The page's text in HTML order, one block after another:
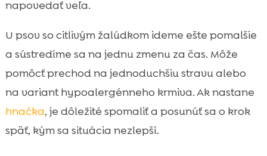
napovedať veľa.
U psov so citlivým žalúdkom ideme ešte pomalšie
a sústredíme sa na jednu zmenu za čas. Môže
pomôcť prechod na jednoduchšiu stravu alebo
na variant hypoalergénneho krmiva. Ak nastane
hnačka, je dôležité spomaliť a posunúť sa o krok
späť, kým sa situácia nezlepší.